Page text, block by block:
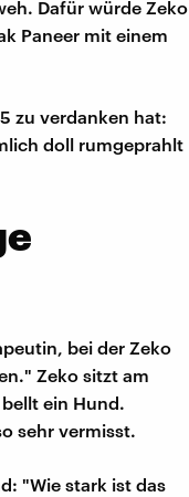
Dafür würde Zeko
Paneer mit einem
zu verdanken hat:
doll rumgeprahlt
bei der Zeko
Zeko sitzt am
ein Hund.
sehr vermisst.
"Wie stark ist das